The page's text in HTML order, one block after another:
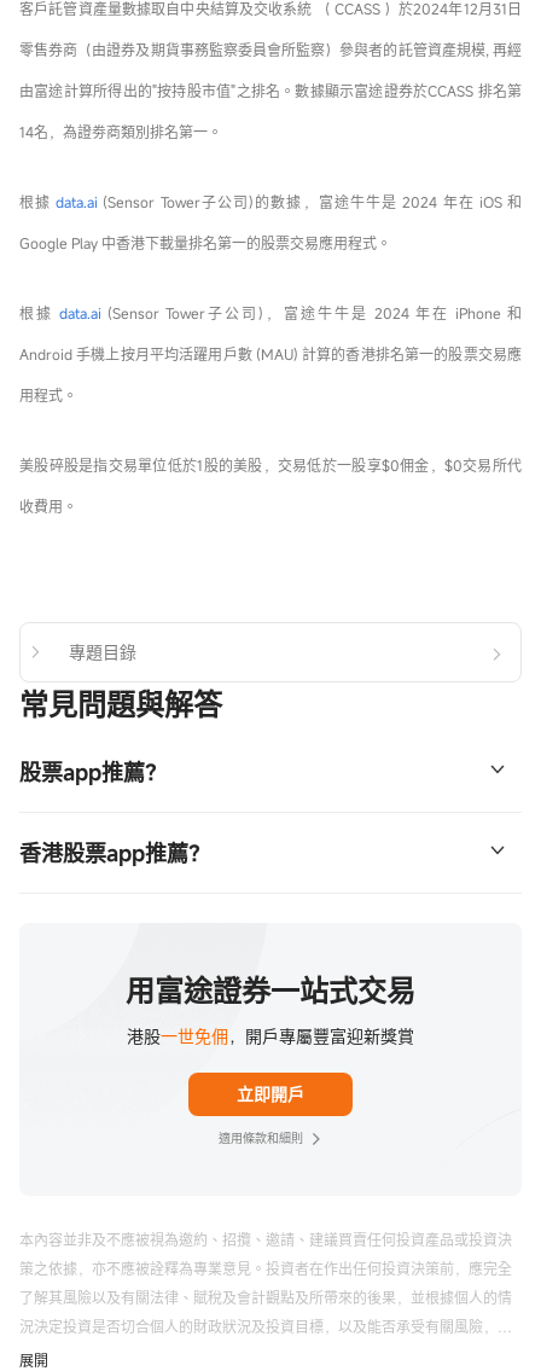
客戶託管資產量數據取自中央結算及交收系統 （ CCASS ）於2024年12月31日
零售券商（由證券及期貨事務監察委員會所監察）參與者的託管資產規模, 再經
由富途計算所得出的"按持股市值"之排名。數據顯示富途證券於CCASS 排名第
14名，為證劵商類別排名第一。
根據data.ai (Sensor Tower子公司)的數據，富途牛牛是 2024 年在 iOS 和
Google Play 中香港下載量排名第一的股票交易應用程式。
根據data.ai (Sensor Tower子公司)，富途牛牛是 2024 年在 iPhone 和
Android 手機上按月平均活躍用戶數 (MAU) 計算的香港排名第一的股票交易應
用程式。
美股碎股是指交易單位低於1股的美股，交易低於一股享$0佣金，$0交易所代
收費用。
專題目錄
常見問題與解答
股票app推薦？
金融科技，為投資者帶來超越一般傳統平台的交易體驗。富
香港股票app推薦？
合。目前，香港每2個成年人就已經有1個使用富途牛牛！
用富途證券一站式交易
港股一世免佣，開戶專屬豐富迎新獎賞
立即開戶
適用條款和細則
本內容並非及不應被視為邀約、招攬、邀請、建議買賣任何投資產品或投資決
策之依據，亦不應被詮釋為專業意見。投資者在作出任何投資決策前，應完全
了解其風險以及有關法律、賦稅及會計觀點及所帶來的後果，並根據個人的情
況決定投資是否切合個人的財政狀況及投資目標，以及能否承受有關風險，必
要時應尋求適當的專業意見。
富途應用程序、網站及活動頁面上展示的來源自第三方的信息僅供參考，不構
展開